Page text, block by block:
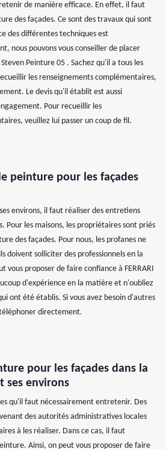
de manière efficace. En effet, il faut
des façades. Ce sont des travaux qui sont
des différentes techniques est
nous pouvons vous conseiller de placer
Peinture 05 . Sachez qu'il a tous les
les renseignements complémentaires,
Le devis qu'il établit est aussi
Pour recueillir les
veuillez lui passer un coup de fil.
peinture pour les façades
environs, il faut réaliser des entretiens
Pour les maisons, les propriétaires sont priés
des façades. Pour nous, les profanes ne
doivent solliciter des professionnels en la
vous proposer de faire confiance à FERRARI
d'expérience en la matière et n'oubliez
ont été établis. Si vous avez besoin d'autres
directement.
pour les façades dans la
ses environs
qu'il faut nécessairement entretenir. Des
des autorités administratives locales
à les réaliser. Dans ce cas, il faut
Ainsi, on peut vous proposer de faire